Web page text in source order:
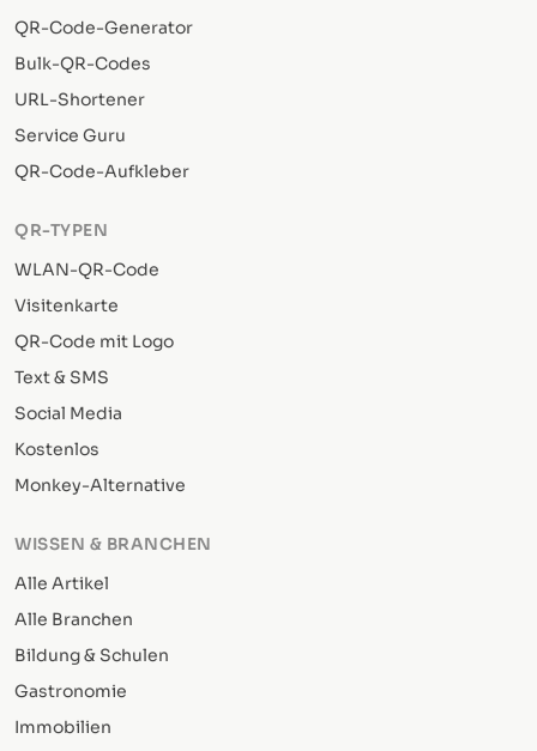
QR-Code-Generator
Bulk-QR-Codes
URL-Shortener
Service Guru
QR-Code-Aufkleber
QR-TYPEN
WLAN-QR-Code
Visitenkarte
QR-Code mit Logo
Text & SMS
Social Media
Kostenlos
Monkey-Alternative
WISSEN & BRANCHEN
Alle Artikel
Alle Branchen
Bildung & Schulen
Gastronomie
Immobilien